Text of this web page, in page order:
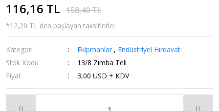
116,16 TL 158,40 TL
*12,20 TL den başlayan taksitlerle!
Kategori Ekipmanlar , Endüstriyel Hırdavat
Stok Kodu
13/8 Zımba Teli
Fiyat
3,00 USD + KDV